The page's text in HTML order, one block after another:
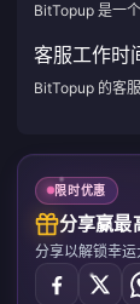
BitTopup 是一
客服工作时
BitTopup 的客
限时优惠
分享赢最
分享以解锁幸运